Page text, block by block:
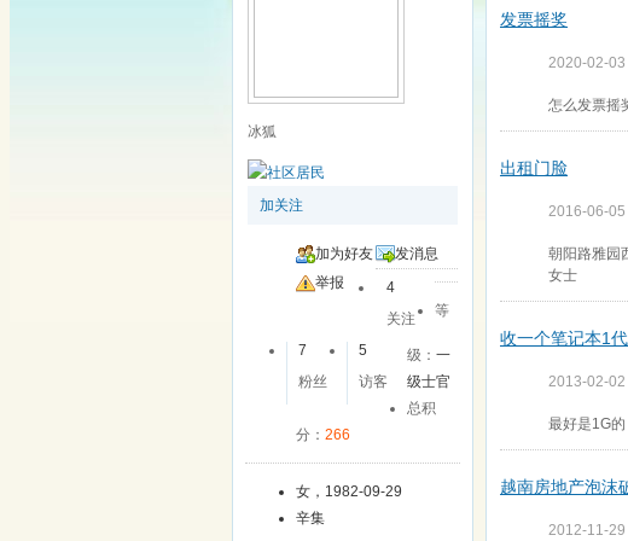
冰狐
加关注
加为好友
发消息
举报
4
关注
7
粉丝
5
访客
等
级：一
级士官
总积
分： 266
女，1982-09-29
辛集
发票摇奖
2020-02-03
怎么发票摇
出租门脸
2016-06-05
朝阳路雅园
女士
收一个笔记本1
2013-02-02
最好是1G
越南房地产泡沫
2012-11-29